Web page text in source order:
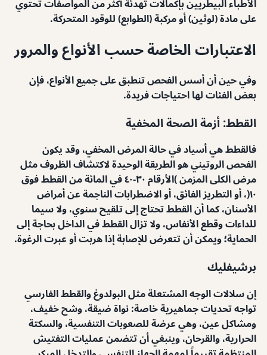
الأطباء البيطريين بإكمالات تهدئة أكثر من المواصفات تحتوي
على مادة (لوثين) أو مركبة (الطوابع) للوقود المتحركة.
الاعتبارات الخاصة حسب الأنواع والمرور
وفي حين أن أسس الفحص تنطبق على جميع الأنواع، فإن
بعض الفئات لها احتياجات فريدة.
القطط: أزمة الصحة المخفية
فالقطط هي أسياد في حالة المرض المخفي، وقد يكون
الفحص الروتيني هو الطريقة الوحيدة لاكتشاف الظروف مثل
مرض الكلى المزمن )الأرقام ٣٠-٤٠ في المائة من القطط فوق
١٠(، أو التطريز الفائق، أو الاضطرابات الناجمة عن أمراض
الأسنان، كما أن القطط تحتاج إلى تلقيح سنوي، ولا سيما
للداءات وقطع الأنفاس، ولا تزال القطط في الداخل بحاجة إلى
الحماية؛ ويمكن أن تتعرض للإصابة إذا هربت أو عبرت الرغوة.
برشيفليك
إن سلالات الوجه المشتعلة مثل البولدوغ والقطط الفارسي
تواجه تحديات جماهيرية خاصة: نواة ضيقة، وشح خفيف،
ومشاكل عين، وهي عرضة للصعوبات التنفسية، والسكتة
الحرارية، والقرحان، وينبغي أن تتضمن عمليات التفتيش